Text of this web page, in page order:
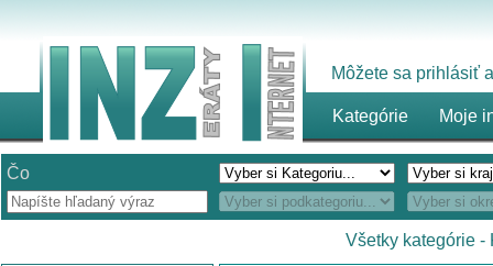
Môžete sa prihlásiť
Kategórie Moje
Čo
Všetky kategórie -